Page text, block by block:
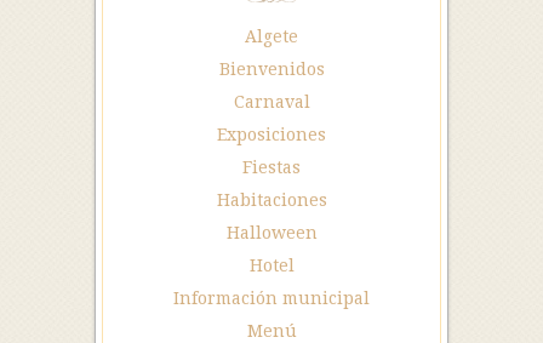
Algete
Bienvenidos
Carnaval
Exposiciones
Fiestas
Habitaciones
Halloween
Hotel
Información municipal
Menú